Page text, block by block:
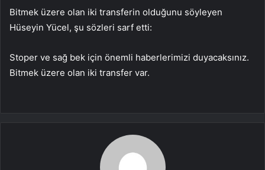
Bitmek üzere olan iki transferin olduğunu söyleyen
Hüseyin Yücel, şu sözleri sarf etti:
Stoper ve sağ bek için önemli haberlerimizi duyacaksınız.
Bitmek üzere olan iki transfer var.